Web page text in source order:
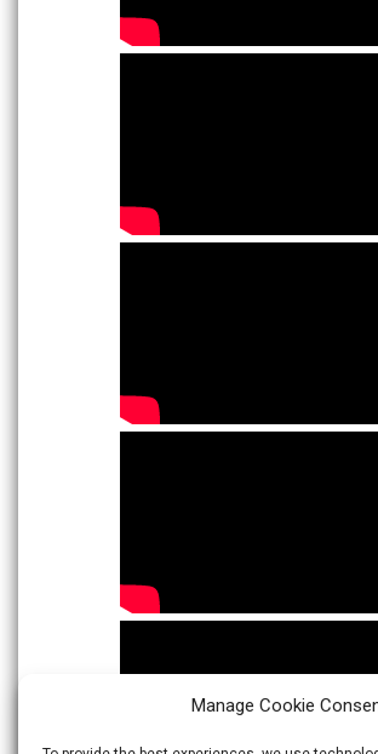
Manage Cookie